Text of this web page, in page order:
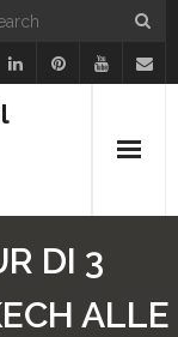
DI 3
ALLE